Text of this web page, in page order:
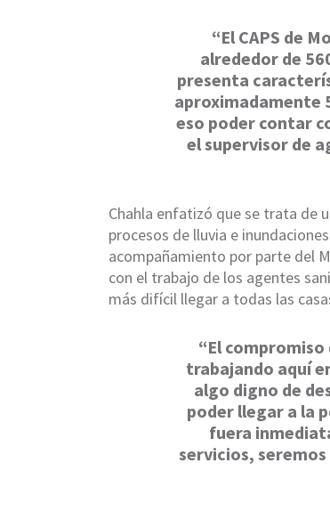
“El CAPS de
alrededor de
presenta
aproximadamente
eso poder contar
el supervisor de
Chahla enfatizó que se trata de
procesos de lluvia e
acompañamiento por parte del
con el trabajo de los agentes
más difícil llegar a todas las
“El
trabajando aquí
algo digno de
poder llegar a la
fuera
servicios,